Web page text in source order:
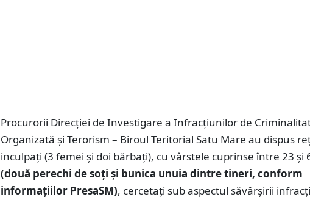
Procurorii Direcției de Investigare a Infracțiunilor de
Organizată și Terorism – Biroul Teritorial Satu Mare au dispus
inculpați (3 femei și doi bărbați), cu vârstele cuprinse între 23 și
(două perechi de soți și bunica unuia dintre tineri, conform
informațiilor PresaSM), cercetați sub aspectul săvârșirii